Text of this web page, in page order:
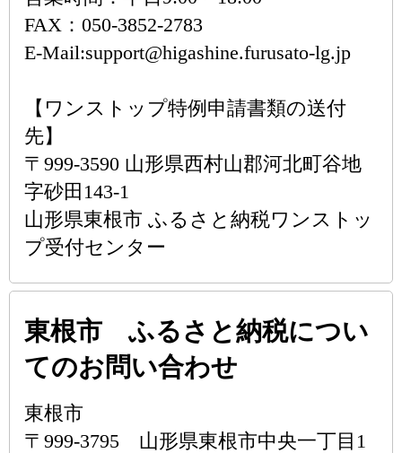
FAX：050-3852-2783
E-Mail:support@higashine.furusato-lg.jp
【ワンストップ特例申請書類の送付
先】
〒999-3590 山形県西村山郡河北町谷地
字砂田143-1
山形県東根市 ふるさと納税ワンストッ
プ受付センター
東根市 ふるさと納税につい
てのお問い合わせ
東根市
〒999-3795 山形県東根市中央一丁目1